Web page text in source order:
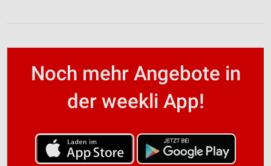
Noch mehr Angebote in
der weekli App!